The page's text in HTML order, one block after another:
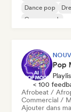
Dance pop
Garage rock
< 100
Afrobeat /
Commercial /
Ajouter dans